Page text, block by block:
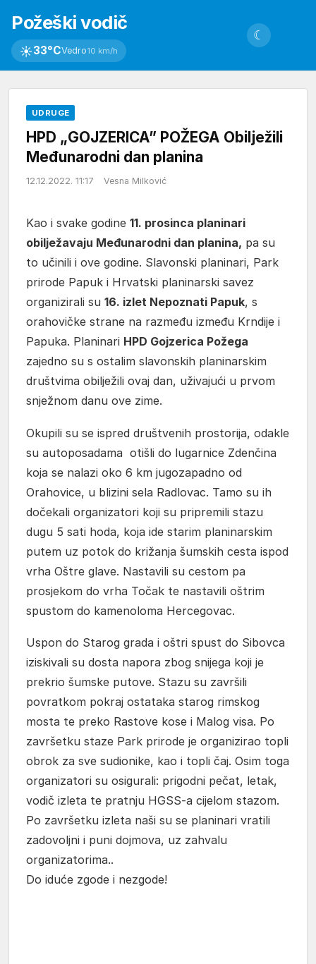
Požeški vodič
☀33°CVedro10 km/h
☾
UDRUGE
HPD „GOJZERICA” POŽEGA Obilježili
Međunarodni dan planina
12.12.2022. 11:17 Vesna Milković
Kao i svake godine 11. prosinca planinari
obilježavaju Međunarodni dan planina, pa su
to učinili i ove godine. Slavonski planinari, Park
prirode Papuk i Hrvatski planinarski savez
organizirali su 16. izlet Nepoznati Papuk, s
orahovičke strane na razmeđu između Krndije i
Papuka. Planinari HPD Gojzerica Požega
zajedno su s ostalim slavonskih planinarskim
društvima obilježili ovaj dan, uživajući u prvom
snježnom danu ove zime.
Okupili su se ispred društvenih prostorija, odakle
su autoposadama otišli do lugarnice Zdenčina
koja se nalazi oko 6 km jugozapadno od
Orahovice, u blizini sela Radlovac. Tamo su ih
dočekali organizatori koji su pripremili stazu
dugu 5 sati hoda, koja ide starim planinarskim
putem uz potok do križanja šumskih cesta ispod
vrha Oštre glave. Nastavili su cestom pa
prosjekom do vrha Točak te nastavili oštrim
spustom do kamenoloma Hercegovac.
Uspon do Starog grada i oštri spust do Sibovca
iziskivali su dosta napora zbog snijega koji je
prekrio šumske putove. Stazu su završili
povratkom pokraj ostataka starog rimskog
mosta te preko Rastove kose i Malog visa. Po
završetku staze Park prirode je organizirao topli
obrok za sve sudionike, kao i topli čaj. Osim toga
organizatori su osigurali: prigodni pečat, letak,
vodič izleta te pratnju HGSS-a cijelom stazom.
Po završetku izleta naši su se planinari vratili
zadovoljni i puni dojmova, uz zahvalu
organizatorima..
Do iduće zgode i nezgode!